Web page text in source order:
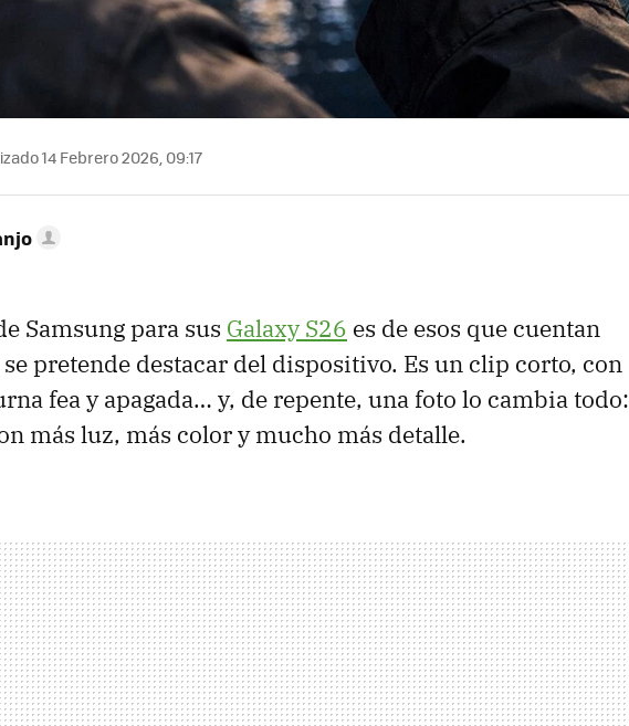
14 Febrero 2026, 09:17
Samsung para sus Galaxy S26 es de esos que cuentan
pretende destacar del dispositivo. Es un clip corto, con
fea y apagada… y, de repente, una foto lo cambia todo:
más luz, más color y mucho más detalle.